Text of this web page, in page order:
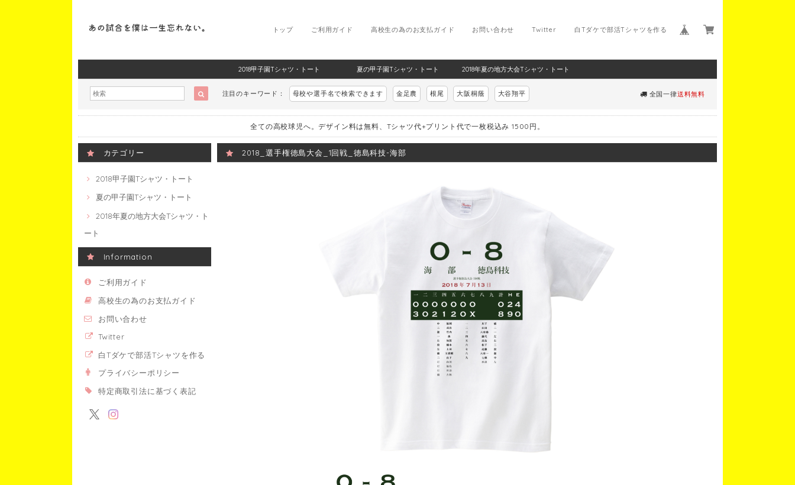
白Tダケで部活Tシャツを作る
Twitter
お問い合わせ
高校生の為のお支払ガイド
ご利用ガイド
トップ
2018甲子園Tシャツ・トート 夏の甲子園Tシャツ・トート 2018年夏の地方大会Tシャツ・トート
注目のキーワード： 母校や選手名で検索できます 金足農 根尾 大阪桐蔭 大谷翔平 全国一律送料無料
全ての高校球児へ。デザイン料は無料、Tシャツ代+プリント代で一枚税込み 1500円。
カテゴリー
2018甲子園Tシャツ・トート
夏の甲子園Tシャツ・トート
2018年夏の地方大会Tシャツ・ト
ート
Information
ご利用ガイド
高校生の為のお支払ガイド
お問い合わせ
Twitter
白Tダケで部活Tシャツを作る
プライバシーポリシー
特定商取引法に基づく表記
2018_選手権徳島大会_1回戦_徳島科技-海部